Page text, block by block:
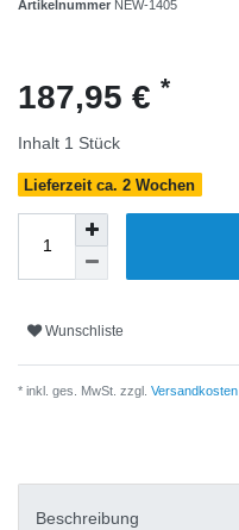
Artikelnummer NEW-1405
187,95 € *
Inhalt 1 Stück
Lieferzeit ca. 2 Wochen
Wunschliste
* inkl. ges. MwSt. zzgl. Versandkosten
Beschreibung